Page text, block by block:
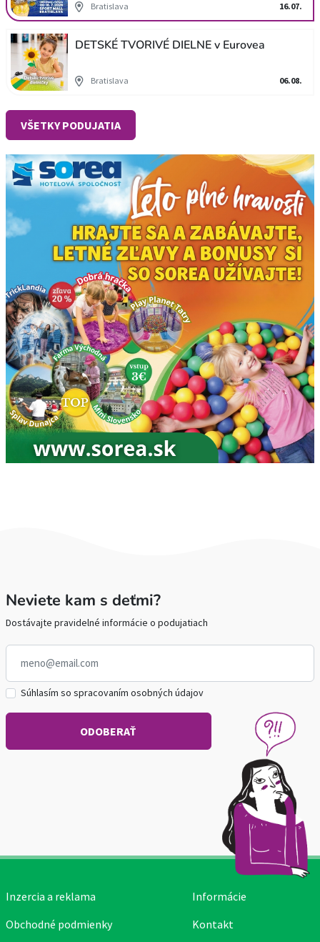
Bratislava 16.07.
DETSKÉ TVORIVÉ DIELNE v Eurovea
Bratislava 06.08.
VŠETKY PODUJATIA
Neviete kam s deťmi?
Dostávajte pravidelné informácie o podujatiach
Súhlasím so spracovaním osobných údajov
Inzercia a reklama
Obchodné podmienky
Informácie
Kontakt